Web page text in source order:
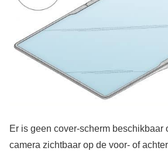
Er is geen cover-scherm beschikbaar
camera zichtbaar op de voor- of